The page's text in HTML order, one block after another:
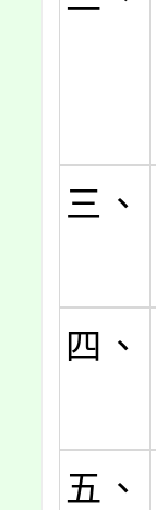
三、
四、
五、